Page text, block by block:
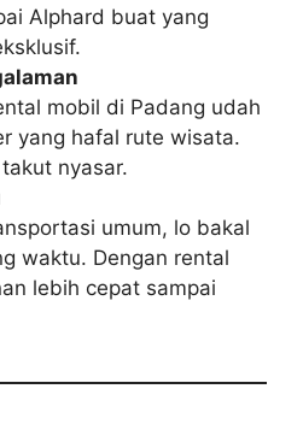
Alphard buat yang
mobil di Padang udah
yang hafal rute wisata.
nyasar.
umum, lo bakal
waktu. Dengan rental
lebih cepat sampai